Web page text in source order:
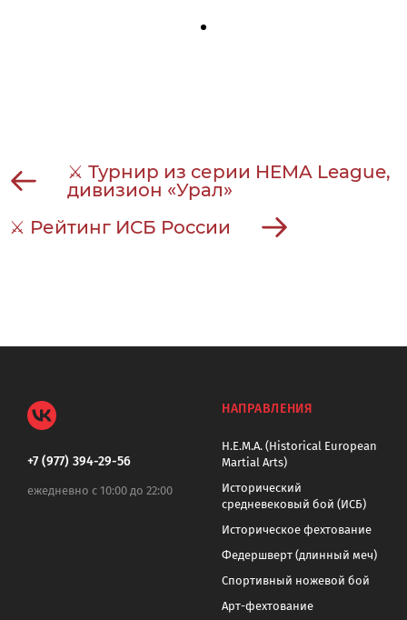
⚔ Турнир из серии HEMA League,
дивизион «Урал»
⚔ Рейтинг ИСБ России
+7 (977) 394-29-56
ежедневно с 10:00 до 22:00
НАПРАВЛЕНИЯ
H.E.M.A. (Historical European
Martial Arts)
Исторический
средневековый бой (ИСБ)
Историческое фехтование
Федершверт (длинный меч)
Спортивный ножевой бой
Арт-фехтование